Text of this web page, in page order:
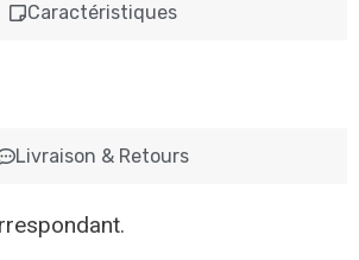
Caractéristiques
Livraison & Retours